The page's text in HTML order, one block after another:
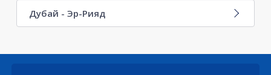
Дубай - Эр-Рияд